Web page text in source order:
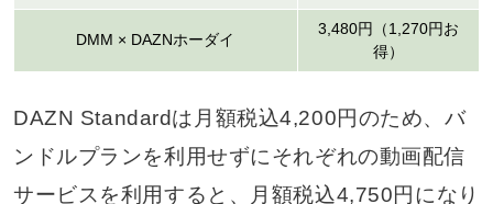
DMM × DAZNホーダイ
3,480円（1,270円お
得）
DAZN Standardは月額税込4,200円のため、バ
ンドルプランを利用せずにそれぞれの動画配信
サービスを利用すると、月額税込4,750円になり